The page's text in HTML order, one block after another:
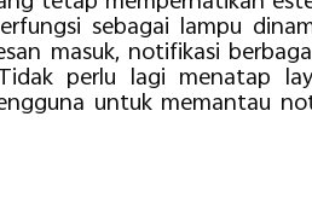
sebagai lampu
masuk, notifikasi
perlu lagi menatap
untuk memantau